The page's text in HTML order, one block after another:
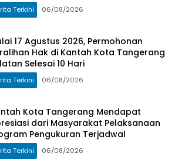
Terkini 06/08/2026
17 Agustus 2026, Permohonan
Hak di Kantah Kota Tangerang
Selesai 10 Hari
Terkini 06/08/2026
Kota Tangerang Mendapat
dari Masyarakat Pelaksanaan
Pengukuran Terjadwal
Terkini 06/08/2026